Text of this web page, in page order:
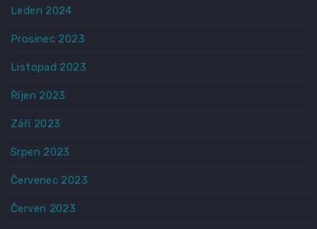
Leden 2024
Prosinec 2023
Listopad 2023
Říjen 2023
Září 2023
Srpen 2023
Červenec 2023
Červen 2023